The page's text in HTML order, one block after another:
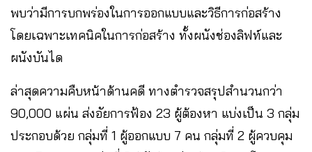
พบว่ามีการบกพร่องในการออกแบบและวิธีการก่อสร้าง
โดยเฉพาะเทคนิคในการก่อสร้าง ทั้งผนังช่องลิฟท์และ
ผนังบันได
ล่าสุดความคืบหน้าด้านคดี ทาง​​ตำรวจสรุปสำนวนกว่า
90,000 แผ่น ส่งอัยการฟ้อง 23 ผู้ต้องหา แบ่งเป็น 3 กลุ่ม
ประกอบด้วย กลุ่มที่ 1 ผู้ออกแบบ 7 คน กลุ่มที่ 2 ผู้ควบคุม